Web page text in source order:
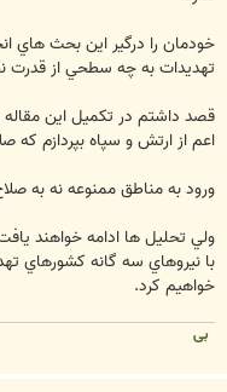
خودمان را درگير اين بحث هاي
تهديدات به چه سطحي از قدرت
قصد داشتم در تکميل اين
اعم از ارتش و سپاه بپردازم که
ورود به مناطق ممنوعه نه به
ولي تحليل ها ادامه خواهند
با نيروهاي سه گانه کشورهاي
خواهيم کرد.
بی